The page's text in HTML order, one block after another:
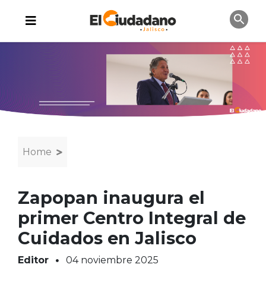
Home
Zapopan inaugura el
primer Centro Integral de
Cuidados en Jalisco
Editor 04 noviembre 2025